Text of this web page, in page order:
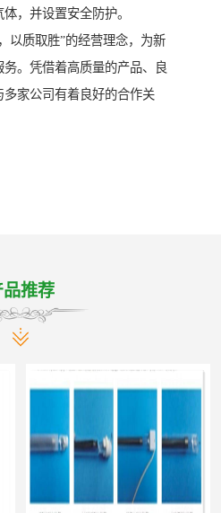
，并设置安全防护。
以质取胜”的经营理念，为新
。凭借着高质量的产品、良
家公司有着良好的合作关
品推荐